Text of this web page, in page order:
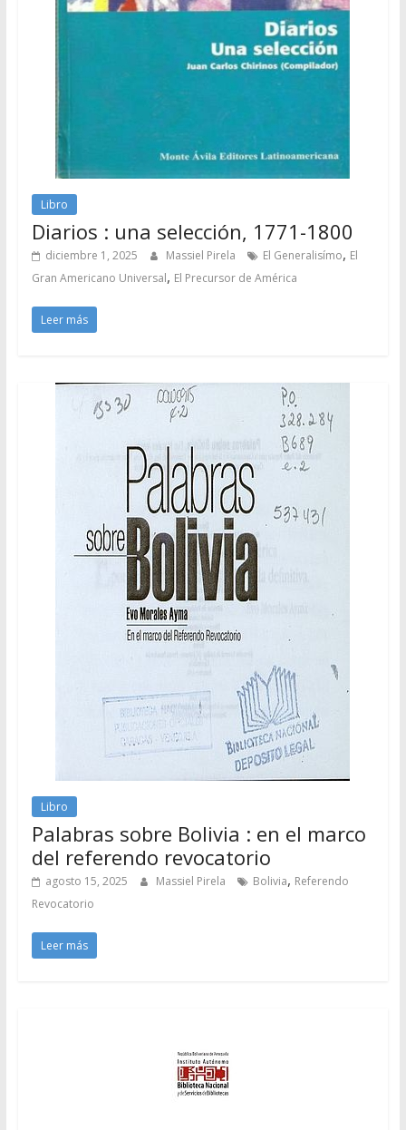
Libro
Diarios : una selección, 1771-1800
diciembre 1, 2025 Massiel Pirela El Generalisímo, El
Gran Americano Universal, El Precursor de América
Leer más
Libro
Palabras sobre Bolivia : en el marco
del referendo revocatorio
agosto 15, 2025 Massiel Pirela Bolivia, Referendo
Revocatorio
Leer más